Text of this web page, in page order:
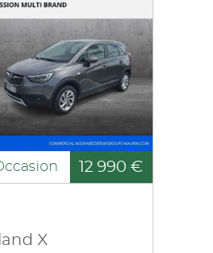
12 990 €
X